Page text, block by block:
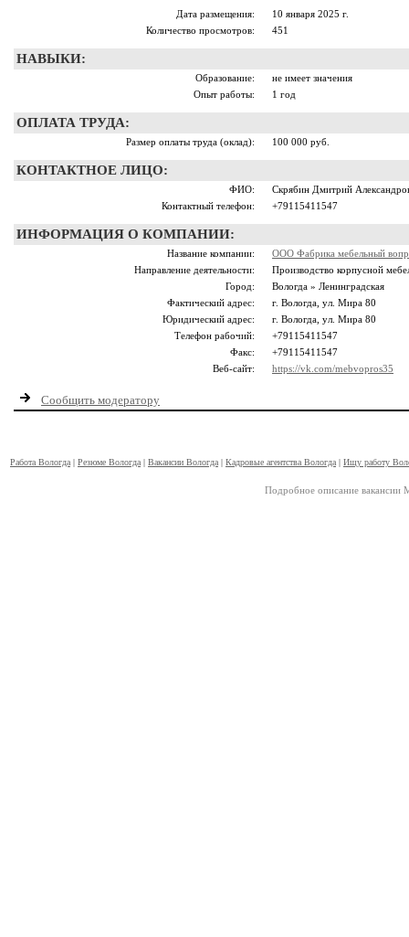
Дата размещения:
10 января 2025 г.
Количество просмотров:
451
НАВЫКИ:
Образование:
не имеет значения
Опыт работы:
1 год
ОПЛАТА ТРУДА:
Размер оплаты труда (оклад): 100 000 руб.
КОНТАКТНОЕ ЛИЦО:
ФИО:
Скрябин Дмитрий
Контактный телефон:
+79115411547
ИНФОРМАЦИЯ О КОМПАНИИ:
Название компании:
ООО Фабрика мебельный
Направление деятельности:
Производство корпусной
Город:
Вологда » Ленинградская
Фактический адрес:
г. Вологда, ул. Мира 80
Юридический адрес:
г. Вологда, ул. Мира 80
Телефон рабочий:
+79115411547
Факс:
+79115411547
Веб-сайт:
https://vk.com/mebvopros35
Сообщить модератору
Работа Вологда | Резюме Вологда | Вакансии Вологда | Кадровые агентства Вологда | Ищу работу
Подробное описание вакансии